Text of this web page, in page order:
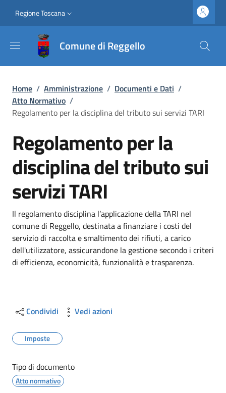
Slim top
Regione Toscana
Comune di Reggello
Briciole di pane
Home / Amministrazione / Documenti e Dati /
Atto Normativo /
Regolamento per la disciplina del tributo sui servizi TARI
Regolamento per la
disciplina del tributo sui
servizi TARI
Dettagli
Il regolamento disciplina l’applicazione della TARI nel
comune di Reggello, destinata a finanziare i costi del
servizio di raccolta e smaltimento dei rifiuti, a carico
dell'utilizzatore, assicurandone la gestione secondo i criteri
di efficienza, economicità, funzionalità e trasparenza.
Condividi Vedi azioni
Imposte
Tipo di documento
Atto normativo